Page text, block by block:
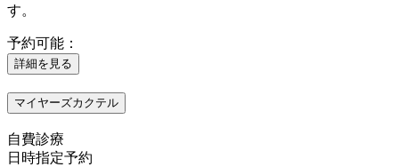
す。
予約可能：
詳細を見る
マイヤーズカクテル
自費診療
日時指定予約